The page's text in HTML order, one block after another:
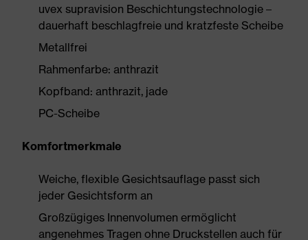
uvex supravision Beschichtungstechnologie –
dauerhaft beschlagfreie und kratzfeste Scheibe
Metallfrei
Rahmenfarbe: anthrazit
Kopfband: anthrazit, jade
PC-Scheibe
Komfortmerkmale
Weiche, flexible Gesichtsauflage passt sich
jeder Gesichtsform an
Großzügiges Innenvolumen ermöglicht
angenehmes Tragen ohne Druckstellen auch für